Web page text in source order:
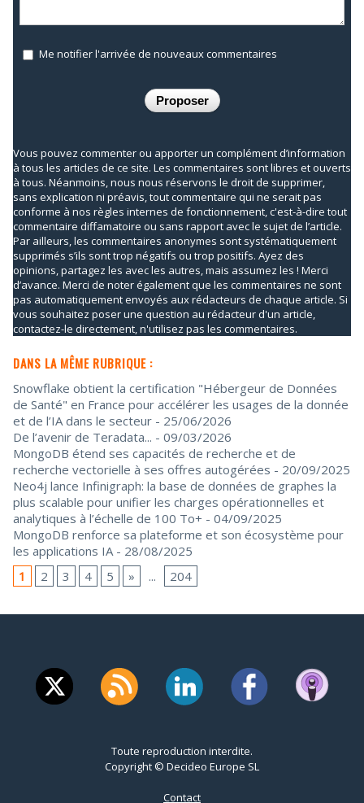
Me notifier l'arrivée de nouveaux commentaires
Vous pouvez commenter ou apporter un complément d’information
à tous les articles de ce site. Les commentaires sont libres et ouverts
à tous. Néanmoins, nous nous réservons le droit de supprimer,
sans explication ni préavis, tout commentaire qui ne serait pas
conforme à nos règles internes de fonctionnement, c'est-à-dire tout
commentaire diffamatoire ou sans rapport avec le sujet de l’article.
Par ailleurs, les commentaires anonymes sont systématiquement
supprimés s’ils sont trop négatifs ou trop positifs. Ayez des
opinions, partagez les avec les autres, mais assumez les ! Merci
d’avance. Merci de noter également que les commentaires ne sont
pas automatiquement envoyés aux rédacteurs de chaque article. Si
vous souhaitez poser une question au rédacteur d'un article,
contactez-le directement, n'utilisez pas les commentaires.
DANS LA MÊME RUBRIQUE :
Snowflake obtient la certification "Hébergeur de Données
de Santé" en France pour accélérer les usages de la donnée
et de l’IA dans le secteur - 25/06/2026
De l’avenir de Teradata... - 09/03/2026
MongoDB étend ses capacités de recherche et de
recherche vectorielle à ses offres autogérées - 20/09/2025
Neo4j lance Infinigraph: la base de données de graphes la
plus scalable pour unifier les charges opérationnelles et
analytiques à l’échelle de 100 To+ - 04/09/2025
MongoDB renforce sa plateforme et son écosystème pour
les applications IA - 28/08/2025
1
2 3 4 5 » ... 204
Toute reproduction interdite.
Copyright © Decideo Europe SL
Contact